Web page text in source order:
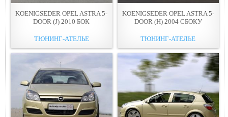
KOENIGSEDER OPEL ASTRA 5-
DOOR (J) 2010 БОК
ТЮНИНГ-АТЕЛЬЕ
KOENIGSEDER OPEL ASTRA 5-
DOOR (H) 2004 СБОКУ
ТЮНИНГ-АТЕЛЬЕ